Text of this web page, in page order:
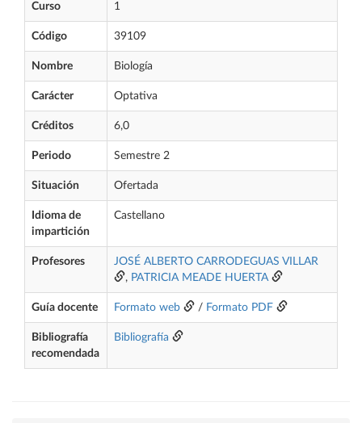
Curso 1
Código 39109
Nombre Biología
Carácter Optativa
Créditos 6,0
Periodo Semestre 2
Situación Ofertada
Idioma de
impartición
Castellano
Profesores
JOSÉ ALBERTO CARRODEGUAS VILLAR
, PATRICIA MEADE HUERTA
Guía docente Formato web / Formato PDF
Bibliografía
recomendada
Bibliografía